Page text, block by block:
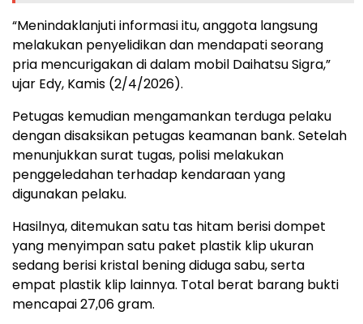
“Menindaklanjuti informasi itu, anggota langsung
melakukan penyelidikan dan mendapati seorang
pria mencurigakan di dalam mobil Daihatsu Sigra,”
ujar Edy, Kamis (2/4/2026).
Petugas kemudian mengamankan terduga pelaku
dengan disaksikan petugas keamanan bank. Setelah
menunjukkan surat tugas, polisi melakukan
penggeledahan terhadap kendaraan yang
digunakan pelaku.
Hasilnya, ditemukan satu tas hitam berisi dompet
yang menyimpan satu paket plastik klip ukuran
sedang berisi kristal bening diduga sabu, serta
empat plastik klip lainnya. Total berat barang bukti
mencapai 27,06 gram.